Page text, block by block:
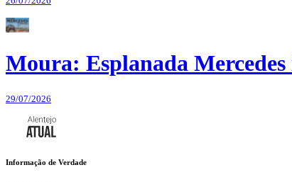
Moura: Esplanada
29/07/2026
Informação de Verdade